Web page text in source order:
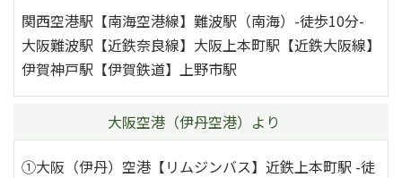
関西空港駅【南海空港線】難波駅（南海）-徒歩10分-
大阪難波駅【近鉄奈良線】大阪上本町駅【近鉄大阪線】
伊賀神戸駅【伊賀鉄道】上野市駅
大阪空港（伊丹空港）より
①大阪（伊丹）空港【リムジンバス】近鉄上本町駅 -徒